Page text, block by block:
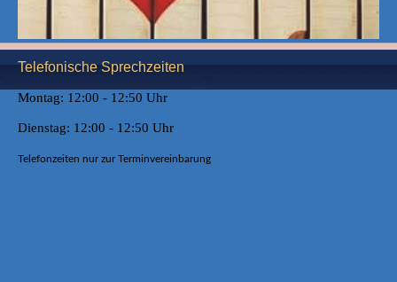
Telefonische Sprechzeiten
Montag: 12:00 - 12:50 Uhr
Dienstag: 12:00 - 12:50 Uhr
Telefonzeiten nur zur Terminvereinbarung